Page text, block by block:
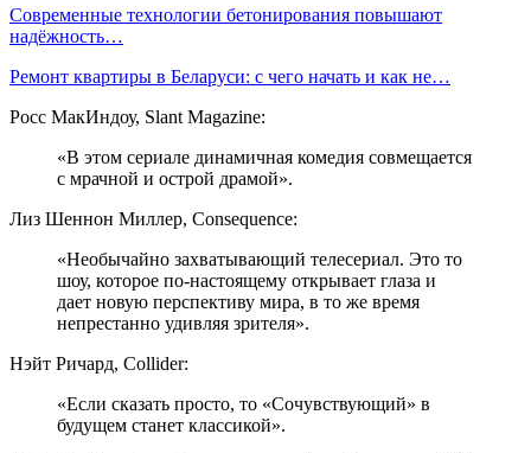
Современные технологии бетонирования повышают
надёжность…
Ремонт квартиры в Беларуси: с чего начать и как не…
Росс МакИндоу, Slant Magazine:
«В этом сериале динамичная комедия совмещается
с мрачной и острой драмой».
Лиз Шеннон Миллер, Consequence:
«Необычайно захватывающий телесериал. Это то
шоу, которое по-настоящему открывает глаза и
дает новую перспективу мира, в то же время
непрестанно удивляя зрителя».
Нэйт Ричард, Collider:
«Если сказать просто, то «Сочувствующий» в
будущем станет классикой».